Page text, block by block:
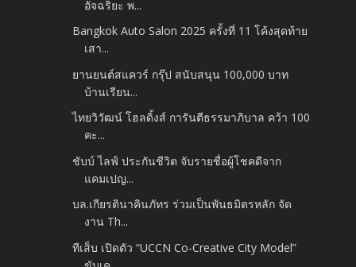
อัจฉริยะ พ...
Bangkok Auto Salon 2025 ครั้งที่ 11 โค้งสุดท้าย
เสา...
ยานยนต์สแควร์ กรุ๊ป สนับสนุน 100,000 บาท
บ้านเรียน...
ไทยวิวัฒน์ โฮลดิ้งส์ การันตีธรรมาภิบาล คว้า 100
คะ...
ชับบ์ ไลฟ์ ประกันชีวิต จับรายชื่อผู้โชคดีจาก
แคมเปญ...
บล.เกียรตินาคินภัทร ร่วมเป็นพันธมิตรหลัก จัด
งาน Th...
ทีเส็บ เปิดตัว “UCCN Co-Creative City Model”